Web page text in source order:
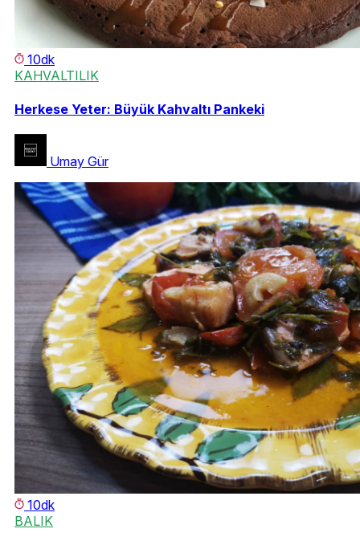
10dk
KAHVALTILIK
Herkese Yeter: Büyük Kahvaltı Pankeki
Umay Gür
10dk
BALIK